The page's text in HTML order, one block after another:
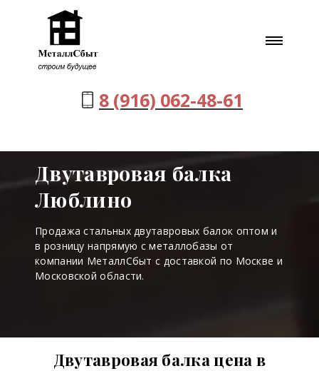
8 (916) 062-48-61
Двутавровая балка
Люблино
Продажа стальных двутавровых балок оптом и
в розницу напрямую с металлобазы от
компании МеталлСбыт с доставкой по Москве и
Московской области.
Двутавровая балка цена в